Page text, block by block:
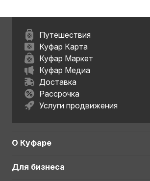
Путешествия
Куфар Карта
Куфар Маркет
Куфар Медиа
Доставка
Рассрочка
Услуги продвижения
О Куфаре
Для бизнеса